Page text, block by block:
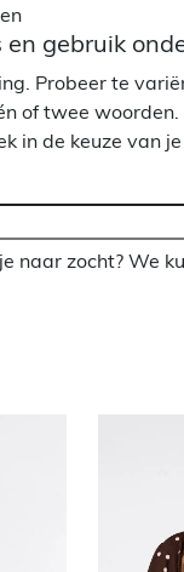
en gebruik
Probeer te
of twee woorden.
in de keuze van je
naar zocht? We